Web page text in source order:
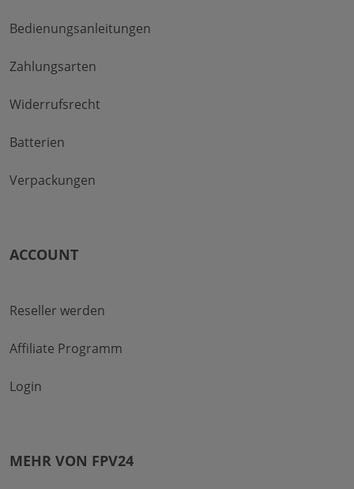
Bedienungsanleitungen
Zahlungsarten
Widerrufsrecht
Batterien
Verpackungen
ACCOUNT
Reseller werden
Affiliate Programm
Login
MEHR VON FPV24